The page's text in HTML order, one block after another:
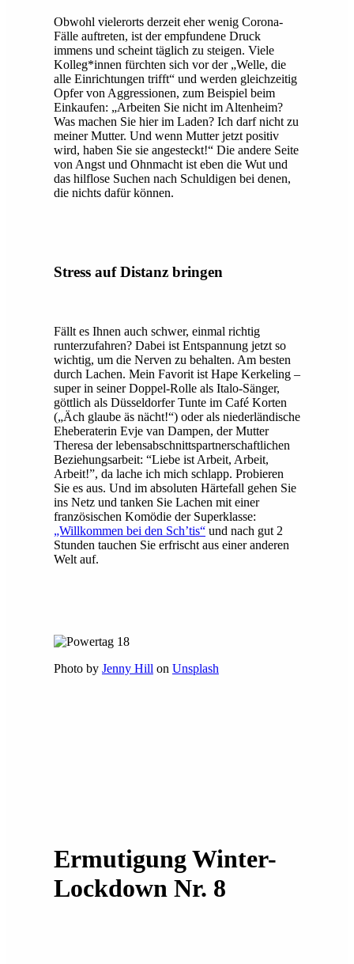
Obwohl vielerorts derzeit eher wenig Corona-
Fälle auftreten, ist der empfundene Druck
immens und scheint täglich zu steigen. Viele
Kolleg*innen fürchten sich vor der „Welle, die
alle Einrichtungen trifft“ und werden gleichzeitig
Opfer von Aggressionen, zum Beispiel beim
Einkaufen: „Arbeiten Sie nicht im Altenheim?
Was machen Sie hier im Laden? Ich darf nicht zu
meiner Mutter. Und wenn Mutter jetzt positiv
wird, haben Sie sie angesteckt!“ Die andere Seite
von Angst und Ohnmacht ist eben die Wut und
das hilflose Suchen nach Schuldigen bei denen,
die nichts dafür können.
Stress auf Distanz bringen
Fällt es Ihnen auch schwer, einmal richtig
runterzufahren? Dabei ist Entspannung jetzt so
wichtig, um die Nerven zu behalten. Am besten
durch Lachen. Mein Favorit ist Hape Kerkeling –
super in seiner Doppel-Rolle als Italo-Sänger,
göttlich als Düsseldorfer Tunte im Café Korten
(„Äch glaube äs nächt!“) oder als niederländische
Eheberaterin Evje van Dampen, der Mutter
Theresa der lebensabschnittspartnerschaftlichen
Beziehungsarbeit: “Liebe ist Arbeit, Arbeit,
Arbeit!”, da lache ich mich schlapp. Probieren
Sie es aus. Und im absoluten Härtefall gehen Sie
ins Netz und tanken Sie Lachen mit einer
französischen Komödie der Superklasse:
„Willkommen bei den Sch’tis“ und nach gut 2
Stunden tauchen Sie erfrischt aus einer anderen
Welt auf.
Photo by Jenny Hill on Unsplash
Ermutigung Winter-
Lockdown Nr. 8